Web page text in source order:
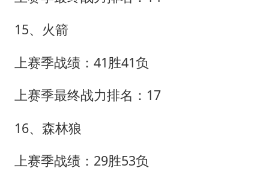
15、火箭
上赛季战绩：41胜41负
上赛季最终战力排名：17
16、森林狼
上赛季战绩：29胜53负